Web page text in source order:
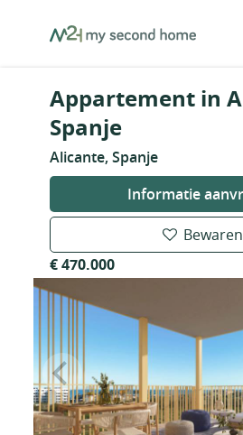
MySecondHome
Appartement in
Spanje
Alicante, Spanje
Informatie
Bewaren
€ 470.000